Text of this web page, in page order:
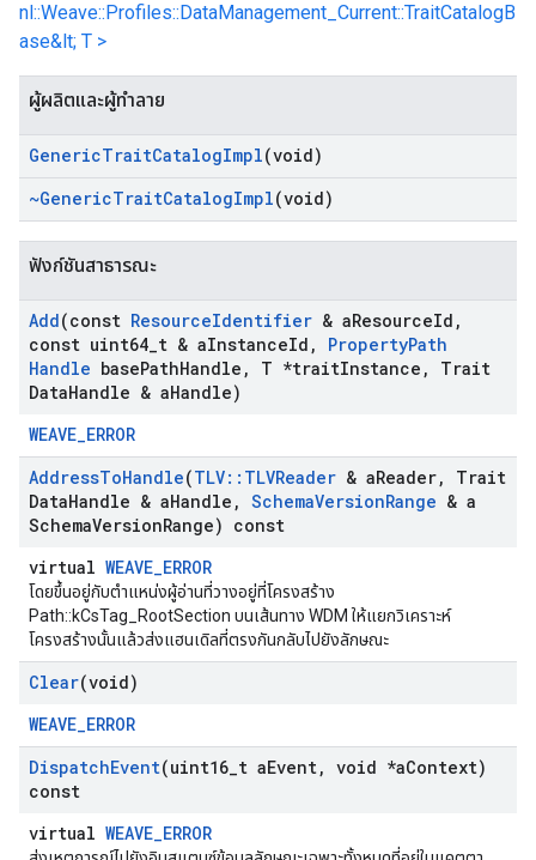
nl::Weave::Profiles::DataManagement_Current::TraitCatalogB
ase&lt; T >
ผู้ผลิตและผู้ทำลาย
GenericTraitCatalogImpl(void)
~GenericTraitCatalogImpl(void)
ฟังก์ชันสาธารณะ
Add(const ResourceIdentifier & aResourceId ,
const uint64 t & aInstanceId , PropertyPath
Handle basePathHandle , T *traitInstance ,
Trait
DataHandle & aHandle)
WEAVE_ERROR
AddressToHandle(TLV:: TLVReader & aReader,
Trait
DataHandle & aHandle , SchemaVersionRange & a
SchemaVersionRange) const
virtual WEAVE_ERROR
โดยขึ้นอยู่กับตำแหน่งผู้อ่านที่วางอยู่ที่โครงสร้าง
Path::kCsTag_RootSection บนเส้นทาง WDM ให้แยกวิเคราะห์
โครงสร้างนั้นแล้วส่งแฮนเดิลที่ตรงกันกลับไปยังลักษณะ
Clear(void)
WEAVE_ERROR
DispatchEvent(uint16 t aEvent, void *aContext)
const
virtual WEAVE_ERROR